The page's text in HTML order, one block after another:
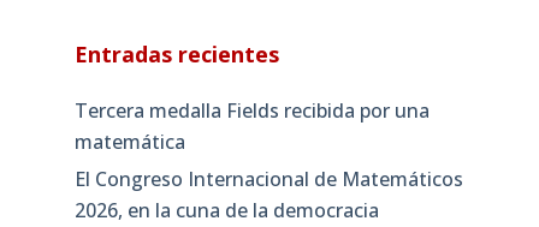
Entradas recientes
Tercera medalla Fields recibida por una
matemática
El Congreso Internacional de Matemáticos
2026, en la cuna de la democracia